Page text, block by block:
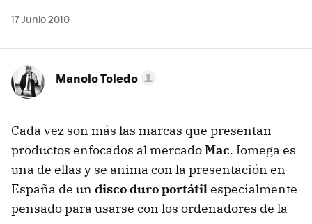
17 Junio 2010
Manolo Toledo
Cada vez son más las marcas que presentan
productos enfocados al mercadoMac. Iomega es
una de ellas y se anima con la presentación en
España de un disco duro portátilespecialmente
pensado para usarse con los ordenadores de la